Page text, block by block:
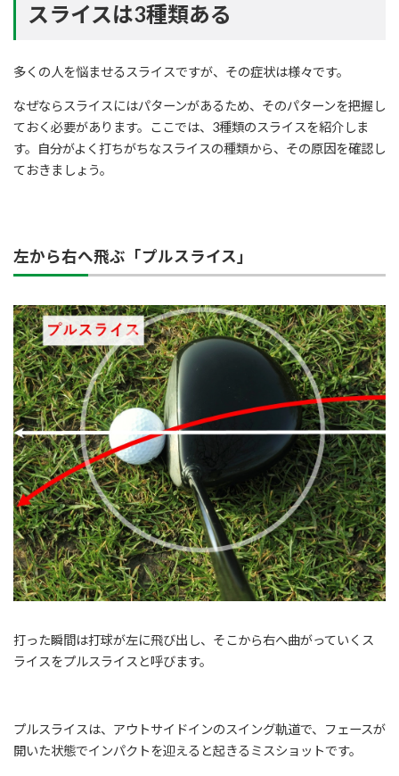
スライスは3種類ある
多くの人を悩ませるスライスですが、その症状は様々です。
なぜならスライスにはパターンがあるため、そのパターンを把握し
ておく必要があります。ここでは、3種類のスライスを紹介しま
す。自分がよく打ちがちなスライスの種類から、その原因を確認し
ておきましょう。
左から右へ飛ぶ「プルスライス」
打った瞬間は打球が左に飛び出し、そこから右へ曲がっていくス
ライスをプルスライスと呼びます。
プルスライスは、アウトサイドインのスイング軌道で、フェースが
開いた状態でインパクトを迎えると起きるミスショットです。